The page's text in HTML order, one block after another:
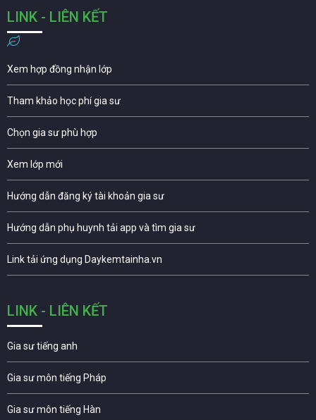
LINK - LIÊN KẾT
Xem hợp đồng nhận lớp
Tham khảo học phí gia sư
Chọn gia sư phù hợp
Xem lớp mới
Hướng dẫn đăng ký tài khoản gia sư
Hướng dẫn phụ huynh tải app và tìm gia sư
Link tải ứng dụng Daykemtainha.vn
LINK - LIÊN KẾT
Gia sư tiếng anh
Gia sư môn tiếng Pháp
Gia sư môn tiếng Hàn